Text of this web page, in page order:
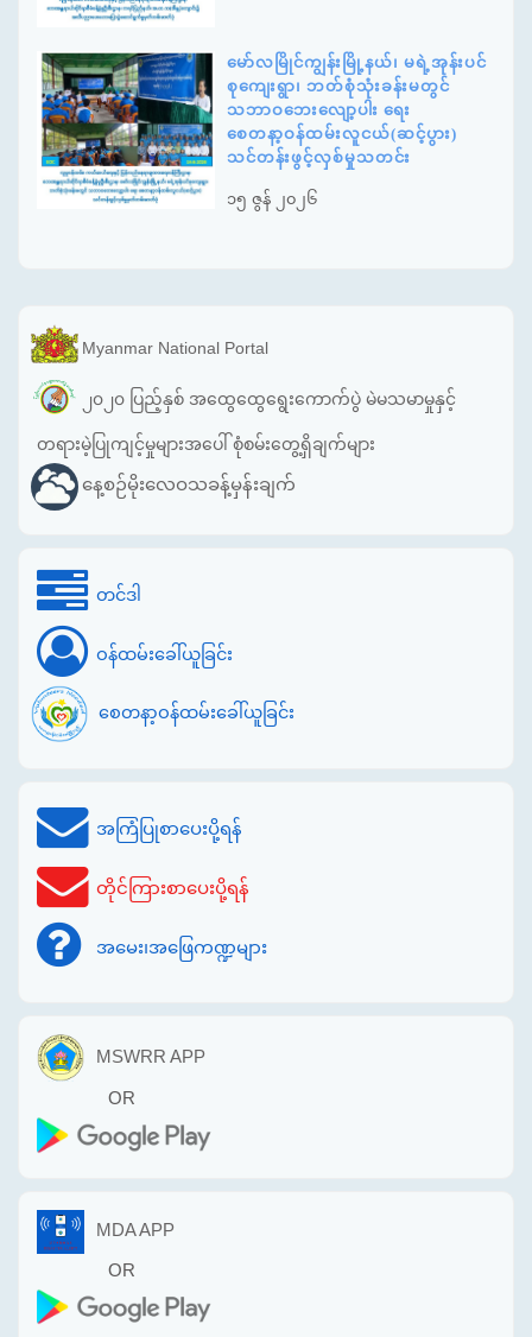
မော်လမြိုင်ကျွန်းမြို့နယ်၊ မရဲ့အုန်းပင်
စုကျေးရွာ၊ ဘတ်စုံသုံးခန်းမတွင်
သဘာဝဘေးလျော့ပါး ရေး
စေတနာ့ဝန်ထမ်းလူငယ်(ဆင့်ပွား)
သင်တန်းဖွင့်လှစ်မှုသတင်း
၁၅ ဇွန် ၂၀၂၆
Myanmar National Portal
၂၀၂၀ ပြည့်နှစ် အထွေထွေရွေးကောက်ပွဲ မဲမသမာမှုနှင့်
တရားမဲ့ပြုကျင့်မှုများအပေါ် စုံစမ်းတွေ့ရှိချက်များ
နေ့စဉ်မိုးလေဝသခန့်မှန်းချက်
တင်ဒါ
ဝန်ထမ်းခေါ်ယူခြင်း
စေတနာ့ဝန်ထမ်းခေါ်ယူခြင်း
အကြံပြုစာပေးပို့ရန်
တိုင်ကြားစာပေးပို့ရန်
အမေး၊အဖြေကဏ္ဍများ
MSWRR APP
OR
MDA APP
OR